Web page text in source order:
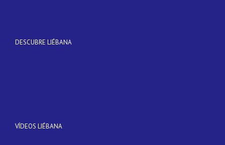
DESCUBRE LIÉBANA
VÍDEOS LIÉBANA